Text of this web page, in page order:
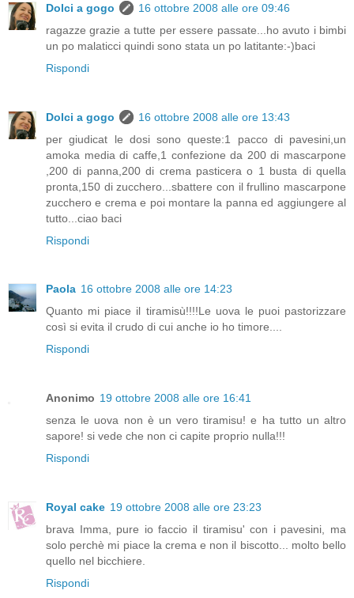
Dolci a gogo
16 ottobre 2008 alle ore 09:46
ragazze grazie a tutte per essere passate...ho avuto i bimbi
un po malaticci quindi sono stata un po latitante:-)baci
Rispondi
Dolci a gogo
16 ottobre 2008 alle ore 13:43
per giudicat le dosi sono queste:1 pacco di pavesini,un
amoka media di caffe,1 confezione da 200 di mascarpone
,200 di panna,200 di crema pasticera o 1 busta di quella
pronta,150 di zucchero...sbattere con il frullino mascarpone
zucchero e crema e poi montare la panna ed aggiungere al
tutto...ciao baci
Rispondi
Paola 16 ottobre 2008 alle ore 14:23
Quanto mi piace il tiramisù!!!!Le uova le puoi pastorizzare
così si evita il crudo di cui anche io ho timore....
Rispondi
Anonimo 19 ottobre 2008 alle ore 16:41
senza le uova non è un vero tiramisu! e ha tutto un altro
sapore! si vede che non ci capite proprio nulla!!!
Rispondi
Royal cake 19 ottobre 2008 alle ore 23:23
brava Imma, pure io faccio il tiramisu' con i pavesini, ma
solo perchè mi piace la crema e non il biscotto... molto bello
quello nel bicchiere.
Rispondi